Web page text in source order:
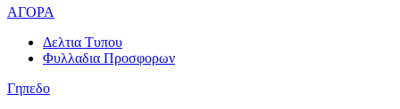
ΑΓΟΡΑ
Δελτια Τυπου
Φυλλαδια Προσφορων
Γηπεδο